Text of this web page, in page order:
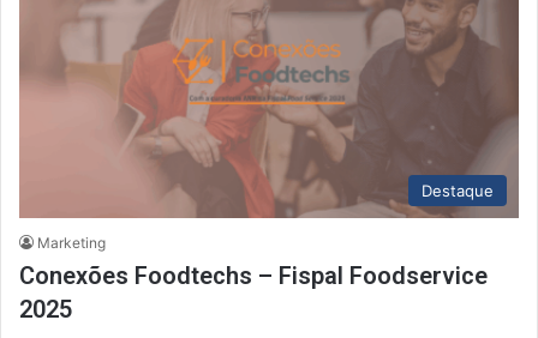
Destaque
Marketing
Conexões Foodtechs – Fispal Foodservice
2025